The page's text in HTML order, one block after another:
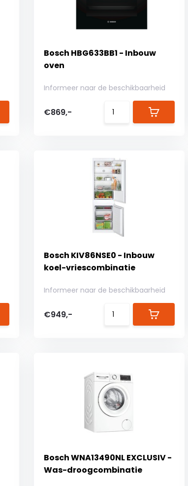
Bosch HBG633BB1 - Inbouw
oven
Informeer naar de beschikbaarheid
€869,-
Bosch KIV86NSE0 - Inbouw
koel-vriescombinatie
Informeer naar de beschikbaarheid
€949,-
Bosch WNA13490NL EXCLUSIV -
Was-droogcombinatie